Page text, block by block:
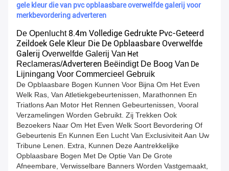
gele kleur die van pvc opblaasbare overwelfde galerij voor
merkbevordering adverteren
De Openlucht8.4m Volledige Gedrukte Pvc-Geteerd
Zeildoek Gele Kleur Die De Opblaasbare Overwelfde
Galerij Overwelfde Galerij Van Het
Reclameras/Adverteren Beëindigt De Boog Van De
Lijningang Voor Commercieel Gebruik
De Opblaasbare Bogen Kunnen Voor Bijna Om Het Even
Welk Ras, Van Atletiekgebeurtenissen, Marathonnen En
Triatlons Aan Motor Het Rennen Gebeurtenissen, Vooral
Verzamelingen Worden Gebruikt. Zij Trekken Ook
Bezoekers Naar Om Het Even Welk Soort Bevordering Of
Gebeurtenis En Kunnen Een Lucht Van Exclusiviteit Aan Uw
Tribune Lenen. Extra, Kunnen Deze Aantrekkelijke
Opblaasbare Bogen Met De Optie Van De Grote
Afneembare, Verwisselbare Banners Worden Vastgemaakt,